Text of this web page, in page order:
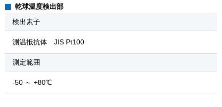
乾球温度検出部
検出素子
測温抵抗体 JIS Pt100
測定範囲
-50 ～ +80℃